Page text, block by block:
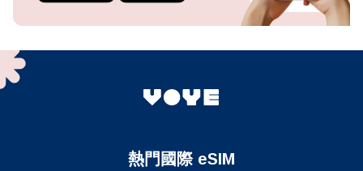
熱門國際 eSIM